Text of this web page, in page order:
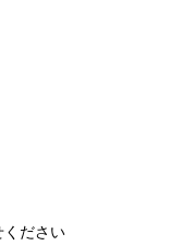
ください